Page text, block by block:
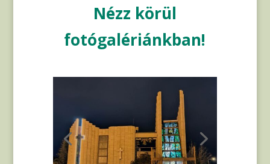
Nézz körül
fotógalériánkban!